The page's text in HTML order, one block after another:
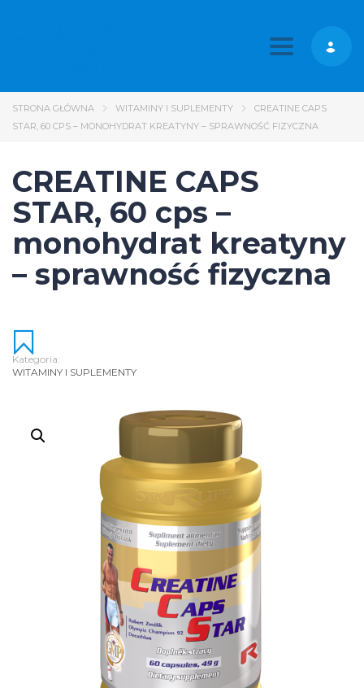
Toggle
STRONA GŁÓWNA WITAMINY I SUPLEMENTY
CREATINE CAPS
STAR, 60 CPS – MONOHYDRAT KREATYNY – SPRAWNOŚĆ FIZYCZNA
CREATINE CAPS
STAR, 60 cps –
monohydrat kreatyny
– sprawność fizyczna
Kategoria:
WITAMINY I SUPLEMENTY